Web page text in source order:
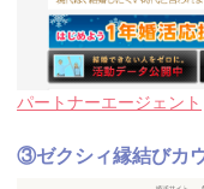
パートナーエージェント
③ゼクシィ縁結びカ